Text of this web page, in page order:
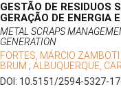
GESTÃO DE RESIDUOS
GERAÇÃO DE ENERGIA
METAL SCRAPS
GENERATION
FORTES, MÁRCIO ZAMBOTI
BRUM ; ALBUQUERQUE,
DOI: 10.5151/2594-5327-